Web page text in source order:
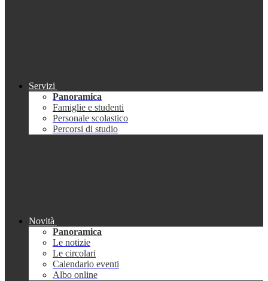
Servizi
Panoramica
Famiglie e studenti
Personale scolastico
Percorsi di studio
Novità
Panoramica
Le notizie
Le circolari
Calendario eventi
Albo online